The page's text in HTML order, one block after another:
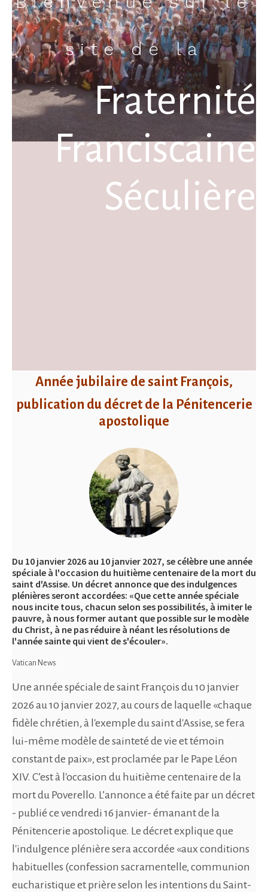
site de la
Fraternité
Franciscaine
Séculière
Année jubilaire de saint François,
publication du décret de la Pénitencerie
apostolique
Du 10 janvier 2026 au 10 janvier 2027, se célèbre une année
spéciale à l'occasion du huitième centenaire de la mort du
saint d'Assise. Un décret annonce que des indulgences
plénières seront accordées: «Que cette année spéciale
nous incite tous, chacun selon ses possibilités, à imiter le
pauvre, à nous former autant que possible sur le modèle
du Christ, à ne pas réduire à néant les résolutions de
l'année sainte qui vient de s'écouler».
Vatican News
Une année spéciale de saint François du 10 janvier
2026 au 10 janvier 2027, au cours de laquelle «chaque
fidèle chrétien, à l'exemple du saint d'Assise, se fera
lui-même modèle de sainteté de vie et témoin
constant de paix», est proclamée par le Pape Léon
XIV. C’est à l'occasion du huitième centenaire de la
mort du Poverello. L’annonce a été faite par un décret
- publié ce vendredi 16 janvier- émanant de la
Pénitencerie apostolique. Le décret explique que
l'indulgence plénière sera accordée «aux conditions
habituelles (confession sacramentelle, communion
eucharistique et prière selon les intentions du Saint-